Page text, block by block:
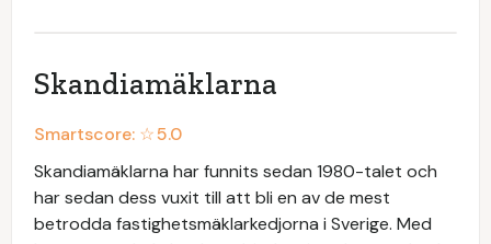
Skandiamäklarna
Smartscore: ☆5.0
Skandiamäklarna har funnits sedan 1980-talet och
har sedan dess vuxit till att bli en av de mest
betrodda fastighetsmäklarkedjorna i Sverige. Med